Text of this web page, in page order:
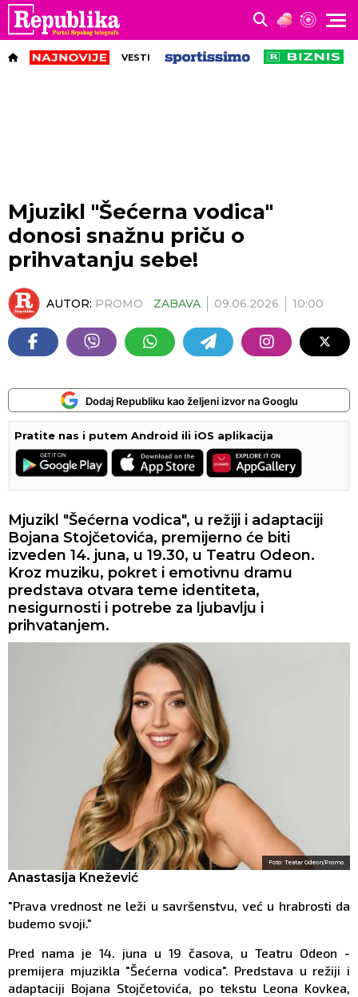
VESTI
Mjuzikl "Šećerna vodica"
donosi snažnu priču o
prihvatanju sebe!
AUTOR: PROMO ZABAVA 09.06.2026 10:00
Dodaj Republiku kao željeni izvor na Googlu
Pratite nas i putem Android ili iOS aplikacija
Mjuzikl "Šećerna vodica", u režiji i adaptaciji
Bojana Stojčetovića, premijerno će biti
izveden 14. juna, u 19.30, u Teatru Odeon.
Kroz muziku, pokret i emotivnu dramu
predstava otvara teme identiteta,
nesigurnosti i potrebe za ljubavlju i
prihvatanjem.
Foto: Teatar Odeon/Promo
Anastasija Knežević
"Prava vrednost ne leži u savršenstvu, već u hrabrosti da
budemo svoji."
Pred nama je 14. juna u 19 časova, u Teatru Odeon -
premijera mjuzikla "Šećerna vodica". Predstava u režiji i
adaptaciji Bojana Stojčetovića, po tekstu Leona Kovkea,